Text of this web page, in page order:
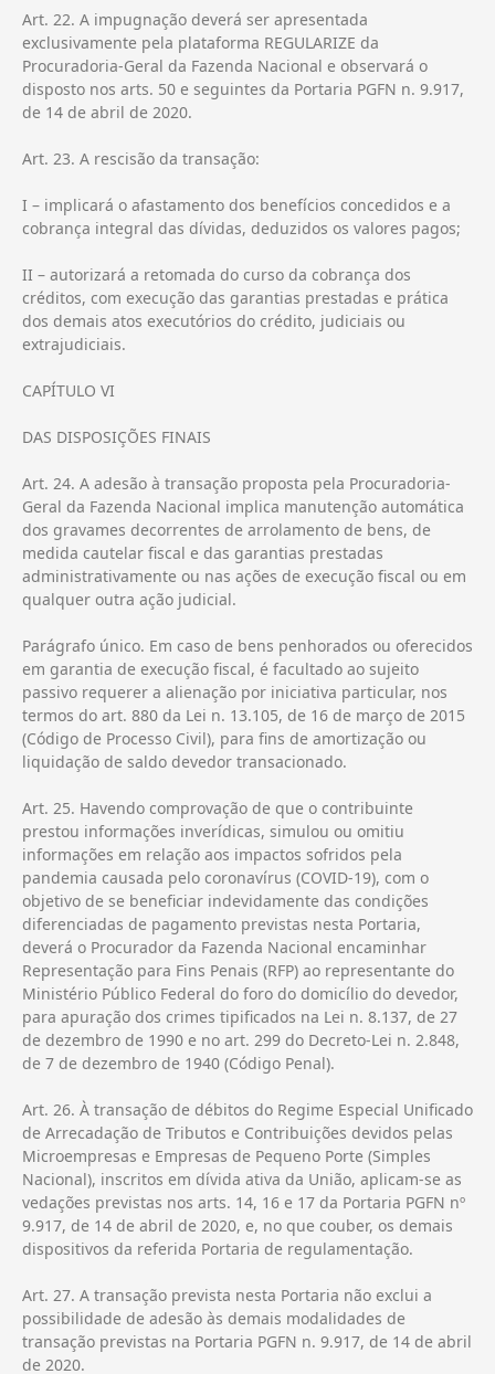
Art. 22. A impugnação deverá ser apresentada
exclusivamente pela plataforma REGULARIZE da
Procuradoria-Geral da Fazenda Nacional e observará o
disposto nos arts. 50 e seguintes da Portaria PGFN n. 9.917,
de 14 de abril de 2020.
Art. 23. A rescisão da transação:
I – implicará o afastamento dos benefícios concedidos e a
cobrança integral das dívidas, deduzidos os valores pagos;
II – autorizará a retomada do curso da cobrança dos
créditos, com execução das garantias prestadas e prática
dos demais atos executórios do crédito, judiciais ou
extrajudiciais.
CAPÍTULO VI
DAS DISPOSIÇÕES FINAIS
Art. 24. A adesão à transação proposta pela Procuradoria-
Geral da Fazenda Nacional implica manutenção automática
dos gravames decorrentes de arrolamento de bens, de
medida cautelar fiscal e das garantias prestadas
administrativamente ou nas ações de execução fiscal ou em
qualquer outra ação judicial.
Parágrafo único. Em caso de bens penhorados ou oferecidos
em garantia de execução fiscal, é facultado ao sujeito
passivo requerer a alienação por iniciativa particular, nos
termos do art. 880 da Lei n. 13.105, de 16 de março de 2015
(Código de Processo Civil), para fins de amortização ou
liquidação de saldo devedor transacionado.
Art. 25. Havendo comprovação de que o contribuinte
prestou informações inverídicas, simulou ou omitiu
informações em relação aos impactos sofridos pela
pandemia causada pelo coronavírus (COVID-19), com o
objetivo de se beneficiar indevidamente das condições
diferenciadas de pagamento previstas nesta Portaria,
deverá o Procurador da Fazenda Nacional encaminhar
Representação para Fins Penais (RFP) ao representante do
Ministério Público Federal do foro do domicílio do devedor,
para apuração dos crimes tipificados na Lei n. 8.137, de 27
de dezembro de 1990 e no art. 299 do Decreto-Lei n. 2.848,
de 7 de dezembro de 1940 (Código Penal).
Art. 26. À transação de débitos do Regime Especial Unificado
de Arrecadação de Tributos e Contribuições devidos pelas
Microempresas e Empresas de Pequeno Porte (Simples
Nacional), inscritos em dívida ativa da União, aplicam-se as
vedações previstas nos arts. 14, 16 e 17 da Portaria PGFN nº
9.917, de 14 de abril de 2020, e, no que couber, os demais
dispositivos da referida Portaria de regulamentação.
Art. 27. A transação prevista nesta Portaria não exclui a
possibilidade de adesão às demais modalidades de
transação previstas na Portaria PGFN n. 9.917, de 14 de abril
de 2020.